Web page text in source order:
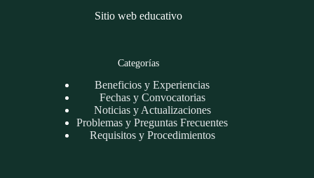
Sitio web educativo
Categorías
Beneficios y Experiencias
Fechas y Convocatorias
Noticias y Actualizaciones
Problemas y Preguntas Frecuentes
Requisitos y Procedimientos